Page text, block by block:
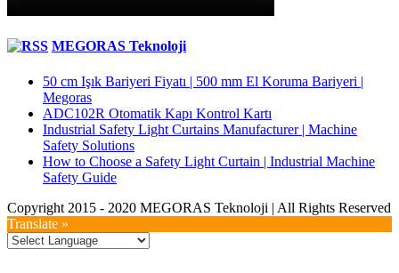
MEGORAS Teknoloji
50 cm Işık Bariyeri Fiyatı | 500 mm El Koruma Bariyeri |
Megoras
ADC102R Otomatik Kapı Kontrol Kartı
Industrial Safety Light Curtains Manufacturer | Machine
Safety Solutions
How to Choose a Safety Light Curtain | Industrial Machine
Safety Guide
Copyright 2015 - 2020 MEGORAS Teknoloji | All Rights Reserved
YouTube
Twitter
LinkedIn
Facebook
Toggle
Sliding
Translate »